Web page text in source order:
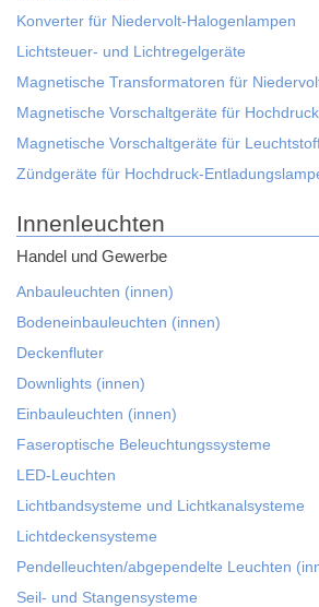
Konverter für Niedervolt-Halogenlampen
Lichtsteuer- und Lichtregelgeräte
Magnetische Transformatoren für
Magnetische Vorschaltgeräte für
Magnetische Vorschaltgeräte für
Zündgeräte für Hochdruck-
Innenleuchten
Handel und Gewerbe
Anbauleuchten (innen)
Bodeneinbauleuchten (innen)
Deckenfluter
Downlights (innen)
Einbauleuchten (innen)
Faseroptische Beleuchtungssysteme
LED-Leuchten
Lichtbandsysteme und Lichtkanalsysteme
Lichtdeckensysteme
Pendelleuchten/abgependelte Leuchten
Seil- und Stangensysteme